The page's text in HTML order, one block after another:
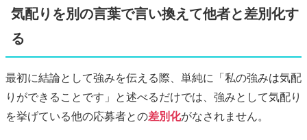
気配りを別の言葉で言い換えて他者と差別化す
る
最初に結論として強みを伝える際、単純に「私の強みは気配
りができることです」と述べるだけでは、強みとして気配り
を挙げている他の応募者との差別化がなされません。